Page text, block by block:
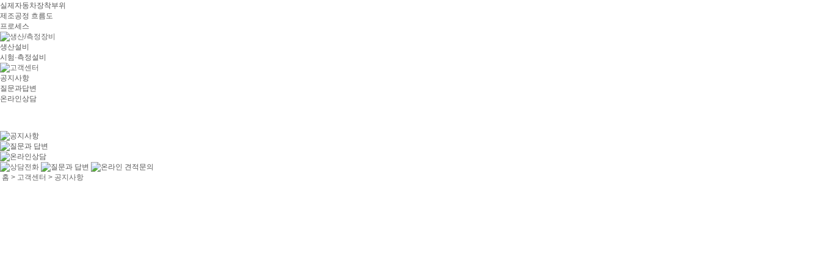
실제자동차장착부위
제조공정 흐름도
프로세스
생산설비
시험·측정설비
공지사항
질문과답변
온라인상담
홈 > 고객센터 > 공지사항